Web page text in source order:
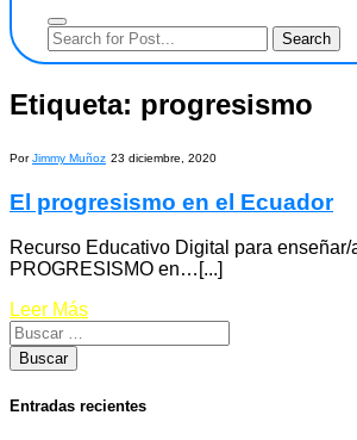
Etiqueta: progresismo
PorJimmy Muñoz 23 diciembre, 2020
El progresismo en el Ecuador
Recurso Educativo Digital para enseñar/
PROGRESISMO en…[...]
Leer Más
Entradas recientes